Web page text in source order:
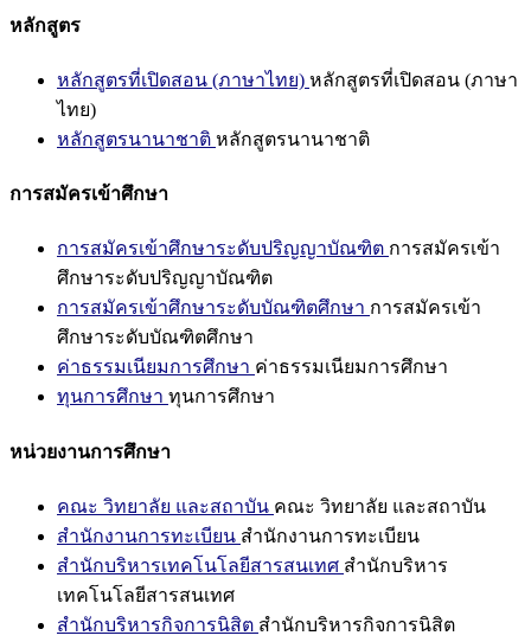
หลักสูตร
หลักสูตรที่เปิดสอน (ภาษาไทย) หลักสูตรที่เปิดสอน (ภาษา
ไทย)
หลักสูตรนานาชาติ หลักสูตรนานาชาติ
การสมัครเข้าศึกษา
การสมัครเข้าศึกษาระดับปริญญาบัณฑิต การสมัครเข้า
ศึกษาระดับปริญญาบัณฑิต
การสมัครเข้าศึกษาระดับบัณฑิตศึกษา การสมัครเข้า
ศึกษาระดับบัณฑิตศึกษา
ค่าธรรมเนียมการศึกษา ค่าธรรมเนียมการศึกษา
ทุนการศึกษา ทุนการศึกษา
หน่วยงานการศึกษา
คณะ วิทยาลัย และสถาบัน คณะ วิทยาลัย และสถาบัน
สำนักงานการทะเบียน สำนักงานการทะเบียน
สำนักบริหารเทคโนโลยีสารสนเทศ สำนักบริหาร
เทคโนโลยีสารสนเทศ
สำนักบริหารกิจการนิสิต สำนักบริหารกิจการนิสิต